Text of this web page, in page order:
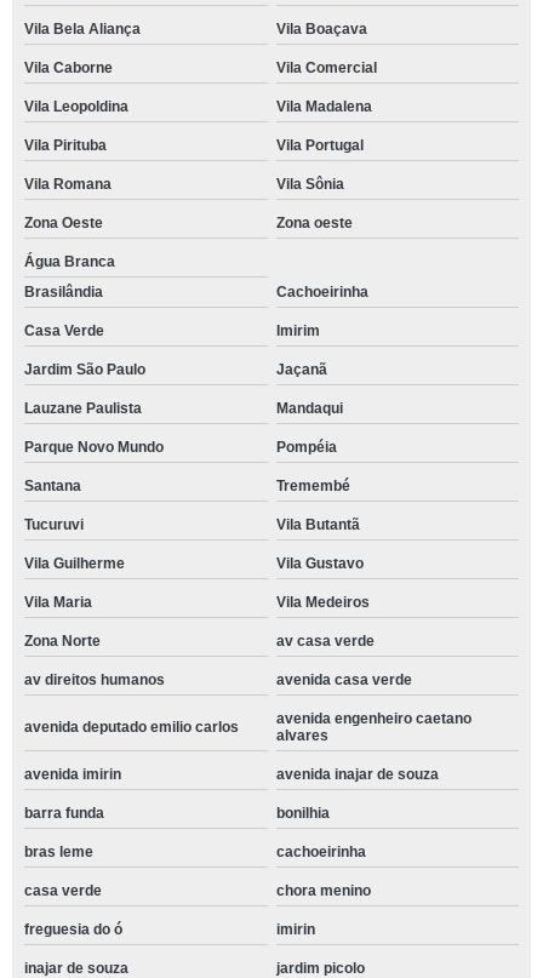
Vila Bela Aliança Vila Boaçava
Vila Caborne Vila Comercial
Vila Leopoldina Vila Madalena
Vila Pirituba Vila Portugal
Vila Romana Vila Sônia
Zona Oeste Zona oeste
Água Branca
Brasilândia
Cachoeirinha
Casa Verde Imirim
Jardim São Paulo Jaçanã
Lauzane Paulista Mandaqui
Parque Novo Mundo Pompéia
Santana Tremembé
Tucuruvi Vila Butantã
Vila Guilherme Vila Gustavo
Vila Maria Vila Medeiros
Zona Norte av casa verde
av direitos humanos avenida casa verde
avenida deputado emilio carlos
avenida engenheiro caetano
alvares
avenida imirin avenida inajar de souza
barra funda bonilhia
bras leme cachoeirinha
casa verde chora menino
freguesia do ó imirin
inajar de souza jardim picolo